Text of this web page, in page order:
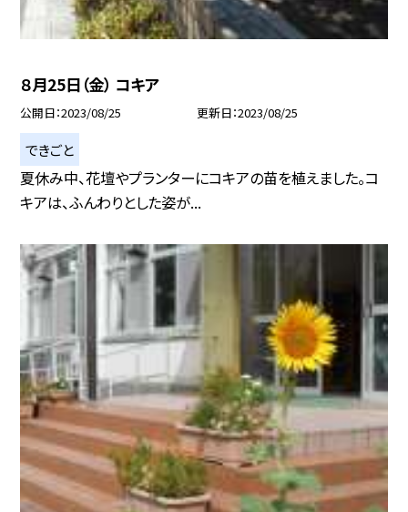
８月25日（金） コキア
公開日 2023/08/25 更新日 2023/08/25
できごと
夏休み中、花壇やプランターにコキアの苗を植えました。コ
キアは、ふんわりとした姿が...